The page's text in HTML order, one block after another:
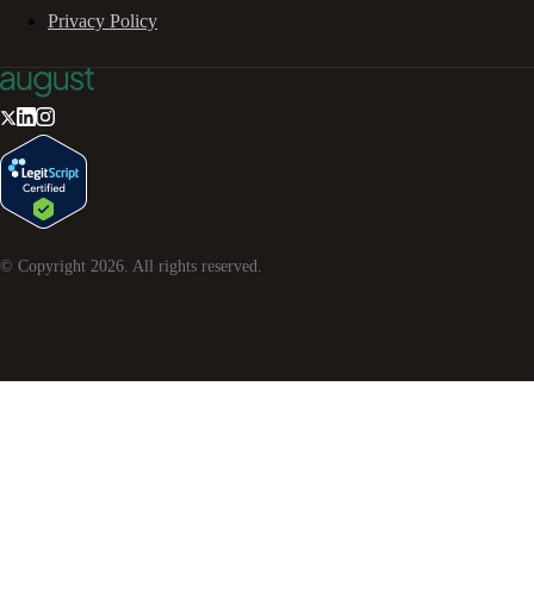
Privacy Policy
© Copyright 2026 . All rights reserved.